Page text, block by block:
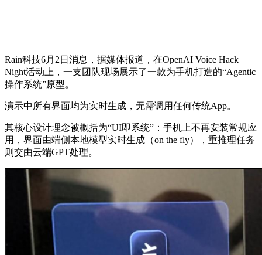
Rain科技6月2日消息，据媒体报道，在OpenAI Voice Hack
Night活动上，一支团队现场展示了一款为手机打造的“Agentic
操作系统”原型。
演示中所有界面均为实时生成，无需调用任何传统App。
其核心设计理念被概括为“UI即系统”： 手机上不再安装常规应
用，界面由端侧本地模型实时生成（on the fly），重推理任务
则交由云端GPT处理。